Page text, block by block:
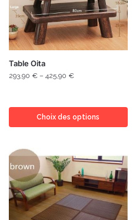
Table Oita
293,90 € – 425,90 €
Choix des options